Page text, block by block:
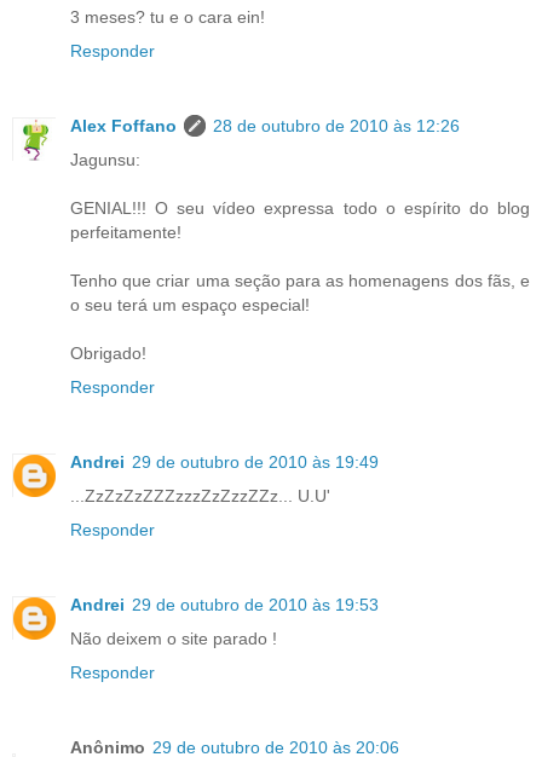
3 meses? tu e o cara ein!
Responder
Alex Foffano
28 de outubro de 2010 às 12:26
Jagunsu:
GENIAL!!! O seu vídeo expressa todo o espírito do blog
perfeitamente!
Tenho que criar uma seção para as homenagens dos fãs, e
o seu terá um espaço especial!
Obrigado!
Responder
Andrei 29 de outubro de 2010 às 19:49
...ZzZzZzZZZzzzZzZzzZZz... U.U'
Responder
Andrei 29 de outubro de 2010 às 19:53
Não deixem o site parado !
Responder
Anônimo 29 de outubro de 2010 às 20:06